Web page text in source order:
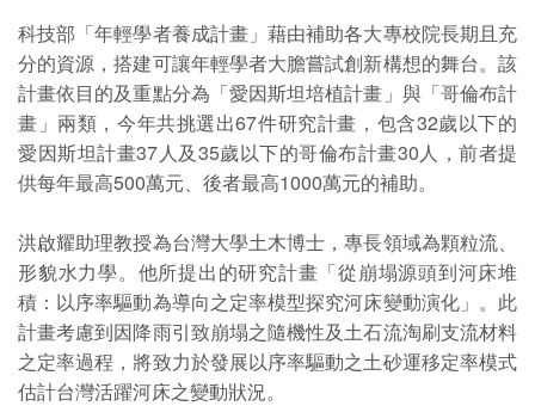
科技部「年輕學者養成計畫」藉由補助各大專校院長期且充
分的資源，搭建可讓年輕學者大膽嘗試創新構想的舞台。該
計畫依目的及重點分為「愛因斯坦培植計畫」與「哥倫布計
畫」兩類，今年共挑選出67件研究計畫，包含32歲以下的
愛因斯坦計畫37人及35歲以下的哥倫布計畫30人，前者提
供每年最高500萬元、後者最高1000萬元的補助。
洪啟耀助理教授為台灣大學土木博士，專長領域為顆粒流、
形貌水力學。他所提出的研究計畫「從崩塌源頭到河床堆
積：以序率驅動為導向之定率模型探究河床變動演化」。此
計畫考慮到因降雨引致崩塌之隨機性及土石流淘刷支流材料
之定率過程，將致力於發展以序率驅動之土砂運移定率模式
估計台灣活躍河床之變動狀況。